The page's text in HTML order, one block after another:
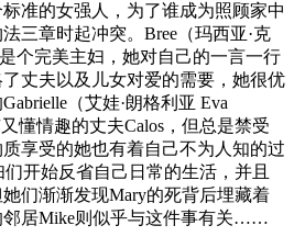
准的女强人，为了谁成为照顾家中
三章时起冲突。Bree（玛西亚·克
个完美主妇，她对自己的一言一行
丈夫以及儿女对爱的需要，她很优
（艾娃·朗格利亚 Eva
懂情趣的丈夫Calos，但总是禁受
享受的她也有着自己不为人知的过
开始反省自己日常的生活，并且
们渐渐发现Mary的死背后埋藏着
邻居Mike则似乎与这件事有关……